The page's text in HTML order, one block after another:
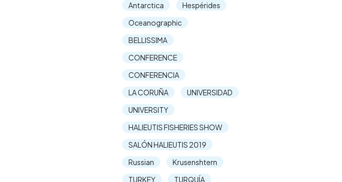
Antarctica
Hespérides
Oceanographic
BELLISSIMA
CONFERENCE
CONFERENCIA
LA CORUÑA
UNIVERSIDAD
UNIVERSITY
HALIEUTIS FISHERIES SHOW
SALÓN HALIEUTIS 2019
Russian
Krusenshtern
TURKEY
TURQUÍA